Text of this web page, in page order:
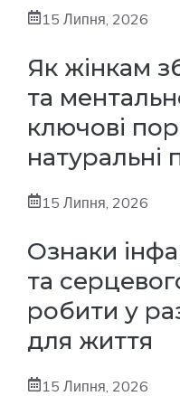
15 Липня, 2026
Як жінкам
та
ключові
натуральні
15 Липня, 2026
Ознаки
та
робити у
для життя
15 Липня, 2026